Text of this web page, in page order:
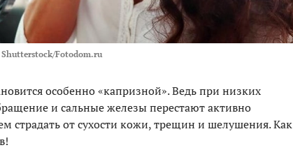
Shutterstock/Fotodom.ru
особенно «капризной». Ведь при низких
и сальные железы перестают активно
страдать от сухости кожи, трещин и шелушения. Как